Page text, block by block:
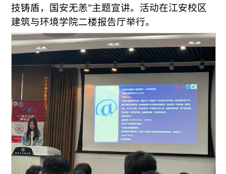
技铸盾，国安无恙”主题宣讲。活动在江安校区
建筑与环境学院二楼报告厅举行。